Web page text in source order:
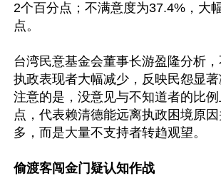
2个百分点；不满意度为37.4%，大
点。
台湾民意基金会董事长游盈隆分析
执政表现者大幅减少，反映民怨显
注意的是，没意见与不知道者的比
点，代表赖清德能远离执政困境原
多，而是大量不支持者转趋观望。
偷渡客闯金门疑认知作战